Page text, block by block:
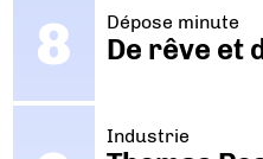
Dépose minute
De rêve et
Industrie